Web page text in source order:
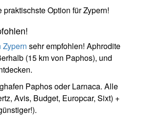
praktischste Option für Zypern!
Zypern sehr empfohlen! Aphrodite
(15 km von Paphos), und
Paphos oder Larnaca. Alle
Avis, Budget, Europcar, Sixt) +